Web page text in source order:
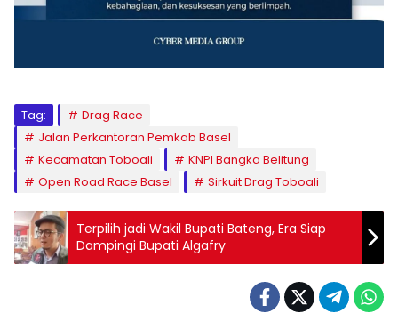
Tag:
Drag Race
Jalan Perkantoran Pemkab Basel
Kecamatan Toboali
KNPI Bangka Belitung
Open Road Race Basel
Sirkuit Drag Toboali
Terpilih jadi Wakil Bupati Bateng, Era Siap
Dampingi Bupati Algafry